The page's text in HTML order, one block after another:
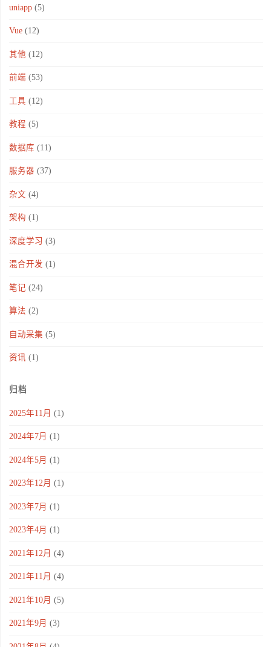
uniapp(5)
Vue(12)
其他 (12)
前端 (53)
工具 (12)
教程 (5)
数据库 (11)
服务器 (37)
杂文 (4)
架构 (1)
深度学习 (3)
混合开发 (1)
笔记 (24)
算法 (2)
自动采集 (5)
资讯 (1)
归档
2025年11月 (1)
2024年7月 (1)
2024年5月 (1)
2023年12月 (1)
2023年7月 (1)
2023年4月 (1)
2021年12月 (4)
2021年11月 (4)
2021年10月 (5)
2021年9月 (3)